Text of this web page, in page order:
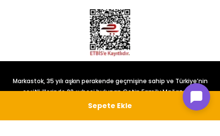
Markastok, 35 yılı aşkın perakende geçmişine sahip ve Türkiye’nin
çeşitli illerinde 22 şubesi bulunan Çetin Family Mağazacılık
tarafından kurulmuştur.